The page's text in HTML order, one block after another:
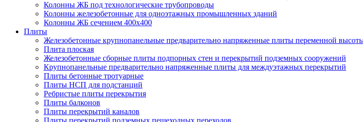
Колонны ЖБ под технологические трубопроводы
Колонны железобетонные для одноэтажных промышленных зданий
Колонны ЖБ сечением 400х400
Плиты
Железобетонные крупнопанельные предварительно напряженные плиты переменной
Плита плоская
Железобетонные сборные плиты подпорных стен и перекрытий подземных сооружений
Крупнопанельные предварительно напряженные плиты для междуэтажных перекрытий
Плиты бетонные тротуарные
Плиты НСП для подстанций
Ребристые плиты перекрытия
Плиты балконов
Плиты перекрытий каналов
Плиты перекрытий подземных пешеходных переходов